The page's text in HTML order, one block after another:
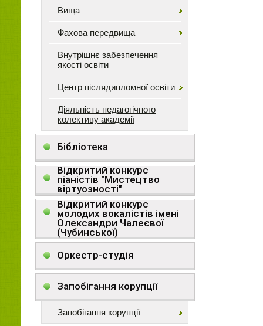
Вища
Фахова передвища
Внутрішнє забезпечення
якості освіти
Центр післядипломної освіти
Діяльність педагогічного
колективу академії
Бібліотека
Відкритий конкурс
піаністів "Мистецтво
віртуозності"
Відкритий конкурс
молодих вокалістів імені
Олександри Чалеєвої
(Чубинської)
Оркестр-студія
Запобігання корупції
Запобігання корупції